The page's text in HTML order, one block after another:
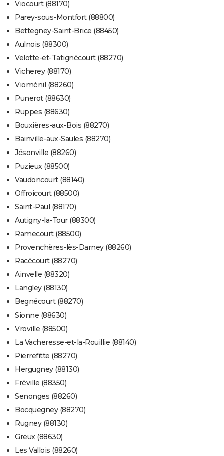
Viocourt (88170)
Parey-sous-Montfort (88800)
Bettegney-Saint-Brice (88450)
Aulnois (88300)
Velotte-et-Tatignécourt (88270)
Vicherey (88170)
Vioménil (88260)
Punerot (88630)
Ruppes (88630)
Bouxières-aux-Bois (88270)
Bainville-aux-Saules (88270)
Jésonville (88260)
Puzieux (88500)
Vaudoncourt (88140)
Offroicourt (88500)
Saint-Paul (88170)
Autigny-la-Tour (88300)
Ramecourt (88500)
Provenchères-lès-Darney (88260)
Racécourt (88270)
Ainvelle (88320)
Langley (88130)
Begnécourt (88270)
Sionne (88630)
Vroville (88500)
La Vacheresse-et-la-Rouillie (88140)
Pierrefitte (88270)
Hergugney (88130)
Fréville (88350)
Senonges (88260)
Bocquegney (88270)
Rugney (88130)
Greux (88630)
Les Vallois (88260)